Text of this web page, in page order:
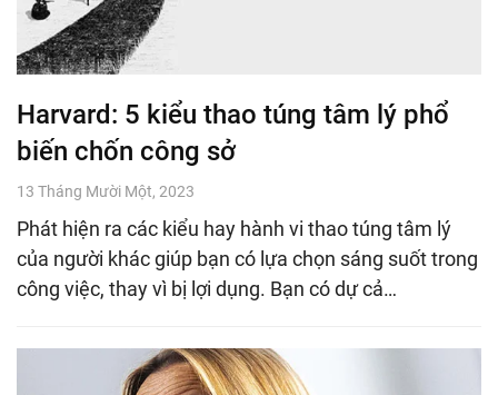
Harvard: 5 kiểu thao túng tâm lý phổ
biến chốn công sở
13 Tháng Mười Một, 2023
Phát hiện ra các kiểu hay hành vi thao túng tâm lý
của người khác giúp bạn có lựa chọn sáng suốt trong
công việc, thay vì bị lợi dụng. Bạn có dự cả…